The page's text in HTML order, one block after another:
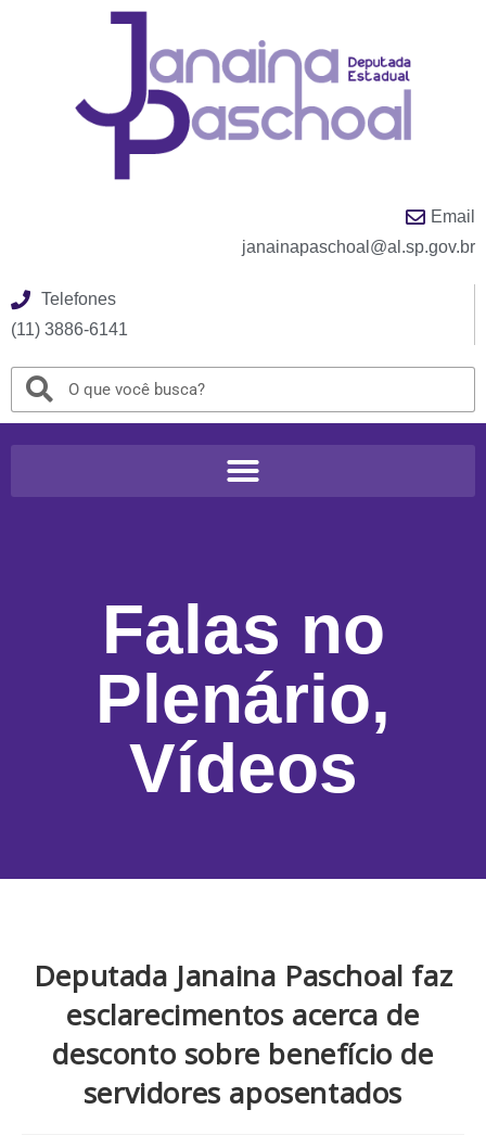
Email
janainapaschoal@al.sp.gov.br
Telefones
(11) 3886-6141
Falas no
Plenário,
Vídeos
Deputada Janaina Paschoal faz
esclarecimentos acerca de
desconto sobre benefício de
servidores aposentados